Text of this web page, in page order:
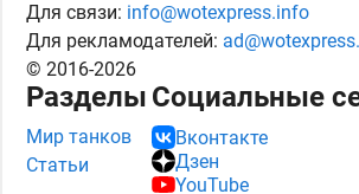
Для связи: info@wotexpress.info
Для рекламодателей:
© 2016-2026
Разделы
Мир танков
Статьи
Социальные
Вконтакте
Дзен
YouTube